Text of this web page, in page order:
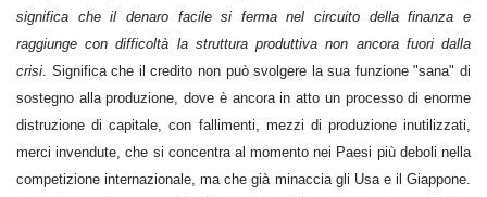
significa che il denaro facile si ferma nel circuito della finanza e
raggiunge con difficoltà la struttura produttiva non ancora fuori dalla
crisi. Significa che il credito non può svolgere la sua funzione "sana" di
sostegno alla produzione, dove è ancora in atto un processo di enorme
distruzione di capitale, con fallimenti, mezzi di produzione inutilizzati,
merci invendute, che si concentra al momento nei Paesi più deboli nella
competizione internazionale, ma che già minaccia gli Usa e il Giappone.